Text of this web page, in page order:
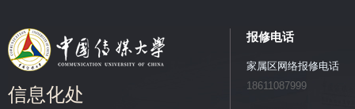
信息化处
报修电话
家属区网络报修电话
18611087999